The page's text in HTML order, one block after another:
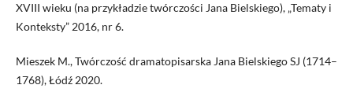
XVIII wieku (na przykładzie twórczości Jana Bielskiego), „Tematy i
Konteksty” 2016, nr 6.
Mieszek M., Twórczość dramatopisarska Jana Bielskiego SJ (1714–
1768), Łódź 2020.